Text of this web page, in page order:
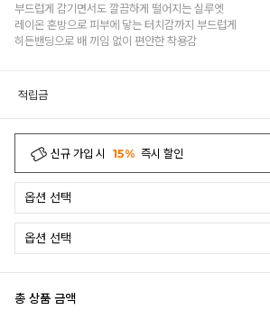
부드럽게 감기면서도 깔끔하게 떨어지는 실루엣
레이온 혼방으로 피부에 닿는 터치감까지 부드럽게
히든밴딩으로 배 끼임 없이 편안한 착용감
적립금
신규 가입 시 15% 즉시 할인
총 상품 금액